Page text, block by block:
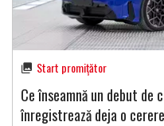
Start promițător
Ce înseamnă un debut de
înregistrează deja o